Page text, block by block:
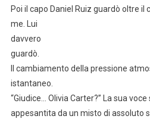
Poi il capo Daniel Ruiz guardò oltre
me. Lui
davvero
guardò.
Il cambiamento della pressione
istantaneo.
“Giudice… Olivia Carter?” La sua
appesantita da un misto di assoluto